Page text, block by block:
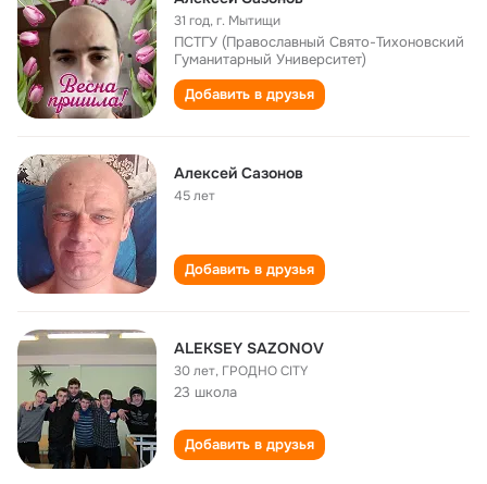
31 год,г. Мытищи
ПСТГУ (Православный Свято-Тихоновский
Гуманитарный Университет)
Добавить в друзья
Алексей Сазонов
45 лет
Добавить в друзья
ALEKSEY SAZONOV
30 лет, ГРОДНО CITY
23 школа
Добавить в друзья